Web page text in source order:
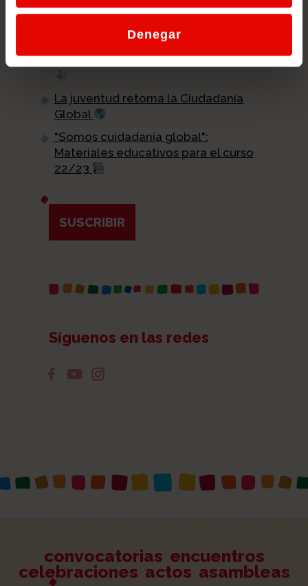
Denegar
en tu email.
Lanzamos la nueva redec.org
La importancia de la cultura de Paz
La juventud retoma la Ciudadanía
Global
"Somos cuidadanía global":
Materiales educativos para el curso
22/23
SUSCRIBIR
Síguenos en las redes
convocatorias encuentros
celebraciones actos asambleas